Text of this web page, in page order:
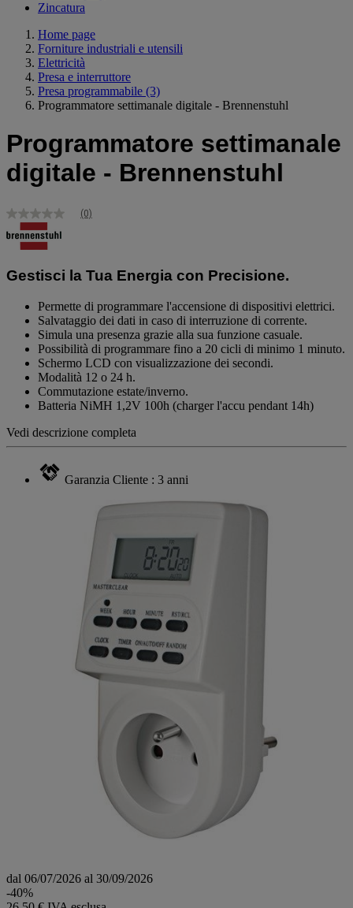
Zincatura
Home page
Forniture industriali e utensili
Elettricità
Presa e interruttore
Presa programmabile (3)
Programmatore settimanale digitale - Brennenstuhl
Programmatore settimanale
digitale - Brennenstuhl
Nessuna
valutazione
Stesso
alla
pagina.
(0)
Gestisci la Tua Energia con Precisione.
Permette di programmare l'accensione di dispositivi elettrici.
Salvataggio dei dati in caso di interruzione di corrente.
Simula una presenza grazie alla sua funzione casuale.
Possibilità di programmare fino a 20 cicli di minimo 1 minuto.
Schermo LCD con visualizzazione dei secondi.
Modalità 12 o 24 h.
Commutazione estate/inverno.
Batteria NiMH 1,2V 100h (charger l'accu pendant 14h)
Vedi descrizione completa
Garanzia Cliente : 3 anni
dal 06/07/2026 al 30/09/2026
-40%